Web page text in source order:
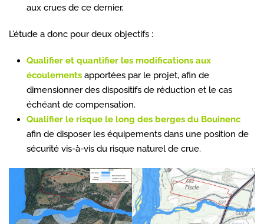
aux crues de ce dernier.
L’étude a donc pour deux objectifs :
Qualifier et quantifier les modifications aux
écoulements apportées par le projet, afin de
dimensionner des dispositifs de réduction et le cas
échéant de compensation.
Qualifier le risque le long des berges du Bouinenc
afin de disposer les équipements dans une position de
sécurité vis-à-vis du risque naturel de crue.